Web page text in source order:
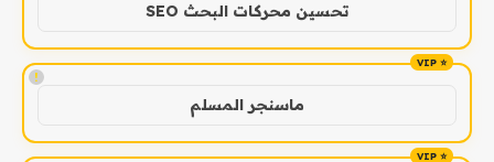
تحسين محركات البحث SEO
!
ماسنجر المسلم